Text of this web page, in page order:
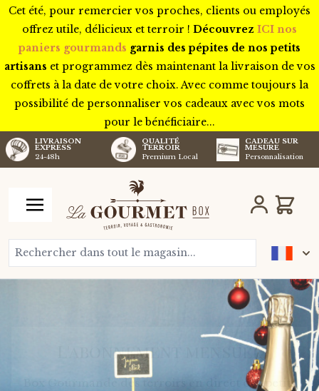
Cet été, pour remercier vos proches, clients ou employés
offrez utile, délicieux et terroir ! Découvrez ICI nos
paniers gourmands garnis des pépites de nos petits
artisans et programmez dès maintenant la livraison de vos
coffrets à la date de votre choix. Avec comme toujours la
possibilité de personnaliser vos cadeaux avec vos mots
pour le bénéficiaire...
LIVRAISON
EXPRESS
24-48h
QUALITÉ
TERROIR
Premium Local
CADEAU SUR
MESURE
Personnalisation
Rechercher dans tout le magasin...
Chariot
L'abonnement mensuel
Box Gourmande des terroirs en direct des petits